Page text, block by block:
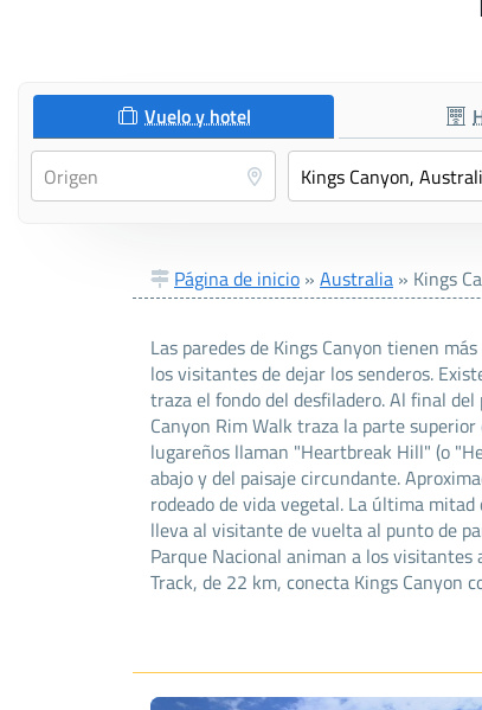
Vuelo y hotel
Página de inicio » Australia » Kings
Las paredes de Kings Canyon tienen
los visitantes de dejar los senderos.
traza el fondo del desfiladero. Al final
Canyon Rim Walk traza la parte
lugareños llaman "Heartbreak Hill" (o
abajo y del paisaje circundante.
rodeado de vida vegetal. La última
lleva al visitante de vuelta al punto de
Parque Nacional animan a los
Track, de 22 km, conecta Kings Canyon